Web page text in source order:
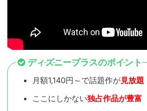
ディズニープラスのポイント
月額1,140円～で話題作が見放題
ここにしかない独占作品が豊富